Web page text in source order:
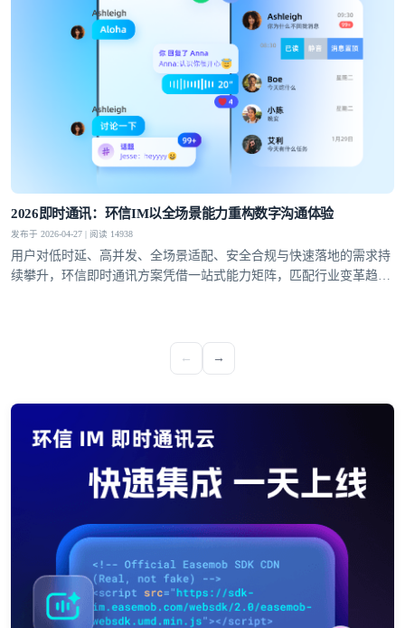
2026即时通讯：环信IM以全场景能力重构数字沟通体验
发布于 2026-04-27 | 阅读 14938
用户对低时延、高并发、全场景适配、安全合规与快速落地的需求持
续攀升，环信即时通讯方案凭借一站式能力矩阵，匹配行业变革趋
← →